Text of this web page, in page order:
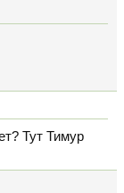
Тут Тимур